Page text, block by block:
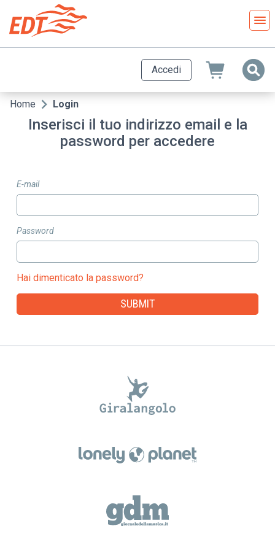
contenuto
principale
Accedi
Briciole
Home Login
Inserisci il tuo indirizzo email e la
password per accedere
E-mail
Password
Hai dimenticato la password?